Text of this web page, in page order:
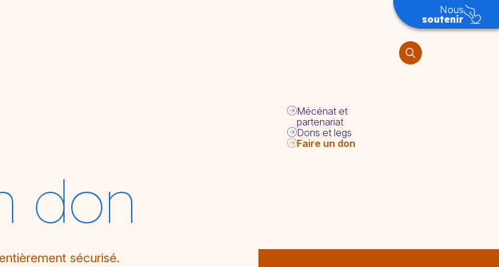
Nous
soutenir
don
Mécénat et
partenariat
Dons et legs
Faire un don
sécurisé.